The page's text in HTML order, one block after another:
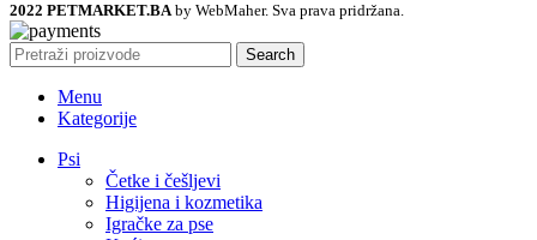
2022 PETMARKET.BAby WebMaher. Sva prava pridržana.
Search
Menu
Kategorije
Psi
Četke i češljevi
Higijena i kozmetika
Igračke za pse